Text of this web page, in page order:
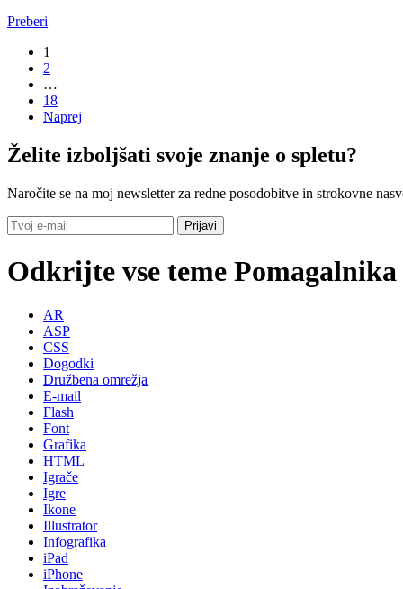
Preberi
1
2
…
18
Naprej
Želite izboljšati svoje znanje o spletu?
Naročite se na moj newsletter za redne posodobitve in strokovne
Odkrijte vse teme Pomagalnika
AR
ASP
CSS
Dogodki
Družbena omrežja
E-mail
Flash
Font
Grafika
HTML
Igrače
Igre
Ikone
Illustrator
Infografika
iPad
iPhone